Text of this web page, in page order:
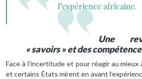
l’expérience africaine.
Une
«savoirs » et des
Face à l’incertitude et pour réagir au mieux
et certains États mirent en avant